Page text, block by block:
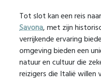
Tot slot kan een reis
Savona, met zijn
verrijkende ervaring
omgeving bieden een
natuur en cultuur die
reizigers die Italië willen